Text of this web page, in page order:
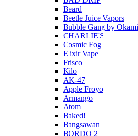
Beard
Beetle Juice Vapors
Bubble Gang by Okami
CHARLIE'S
Cosmic Fog
Elixir Vape
Frisco
Kilo
AK-47
Apple Froyo
Armango
Atom
Baked!
Bangsawan
BORDO 2